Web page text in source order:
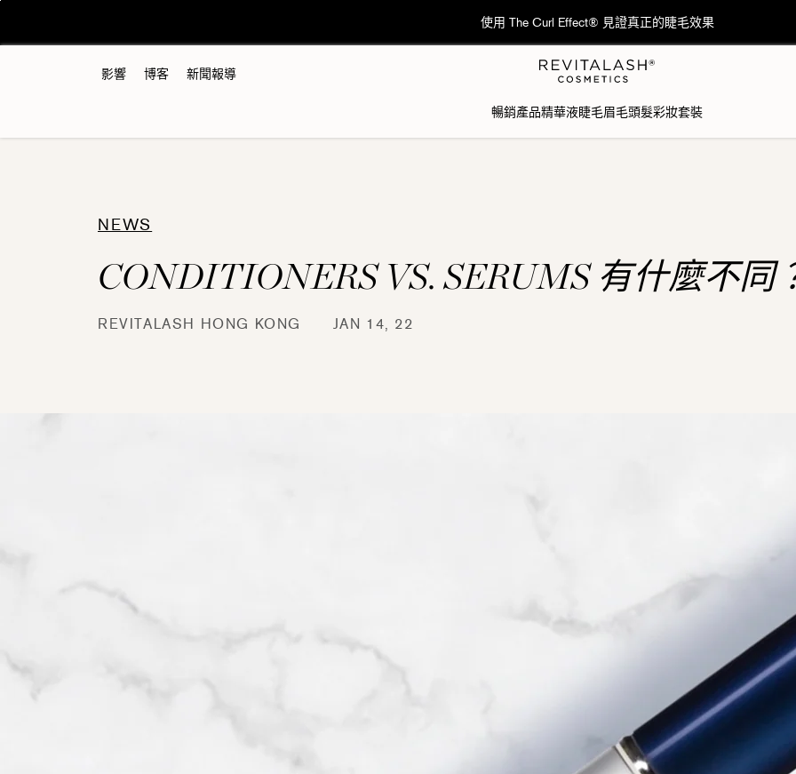
🚚香港：訂單滿港幣$600免費送貨; 澳門：訂單滿港幣$1,000免費送貨
影響 博客 新聞報導
暢銷產品精華液睫毛眉毛頭髮彩妝套裝
NEWS
CONDITIONERS VS. SERUMS 有什麼不同
REVITALASH HONG KONG JAN 14, 22